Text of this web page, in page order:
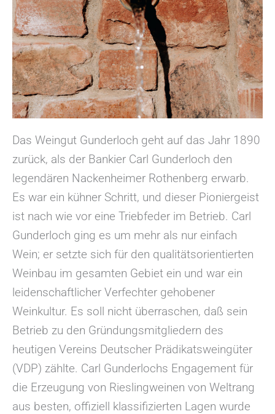
Das Weingut Gunderloch geht auf das Jahr 1890
zurück, als der Bankier Carl Gunderloch den
legendären Nackenheimer Rothenberg erwarb.
Es war ein kühner Schritt, und dieser Pioniergeist
ist nach wie vor eine Triebfeder im Betrieb. Carl
Gunderloch ging es um mehr als nur einfach
Wein; er setzte sich für den qualitätsorientierten
Weinbau im gesamten Gebiet ein und war ein
leidenschaftlicher Verfechter gehobener
Weinkultur. Es soll nicht überraschen, daß sein
Betrieb zu den Gründungsmitgliedern des
heutigen Vereins Deutscher Prädikatsweingüter
(VDP) zählte. Carl Gunderlochs Engagement für
die Erzeugung von Rieslingweinen von Weltrang
aus besten, offiziell klassifizierten Lagen wurde